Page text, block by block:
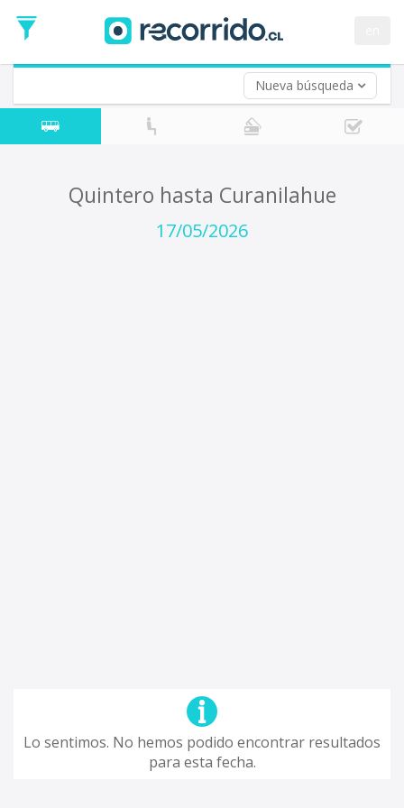
Nueva búsqueda
de
Ida
Vuelta (opcional)
Fecha
de
Quintero hasta Curanilahue
17/05/2026
Lo sentimos. No hemos podido encontrar resultados
para esta fecha.